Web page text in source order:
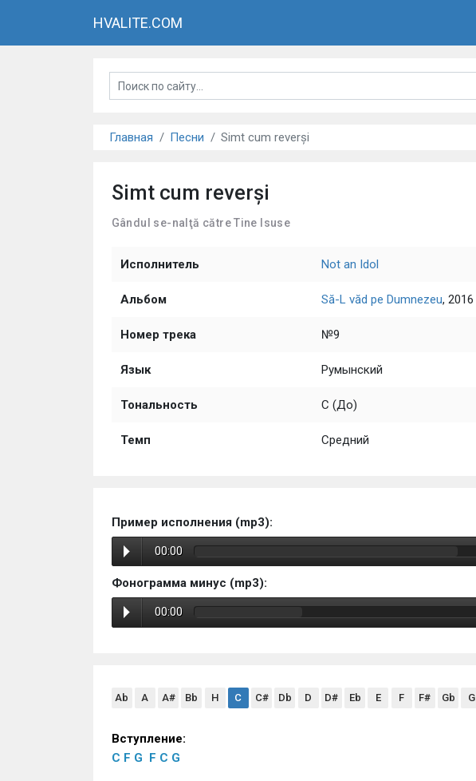
HVALITE.COM
Главная Песни Simt cum reverși
Simt cum reverși
Gândul se-nalţă către Tine Isuse
Исполнитель Not an Idol
Альбом Să-L văd pe Dumnezeu, 2016
Номер трека №9
Язык Румынский
Тональность C (До)
Темп Средний
Пример исполнения (mp3):
00:00
Фонограмма минус (mp3):
00:00
Ab A A# Bb H C C# Db D D# Eb E F F# Gb G
Вступление:
C F G F C G